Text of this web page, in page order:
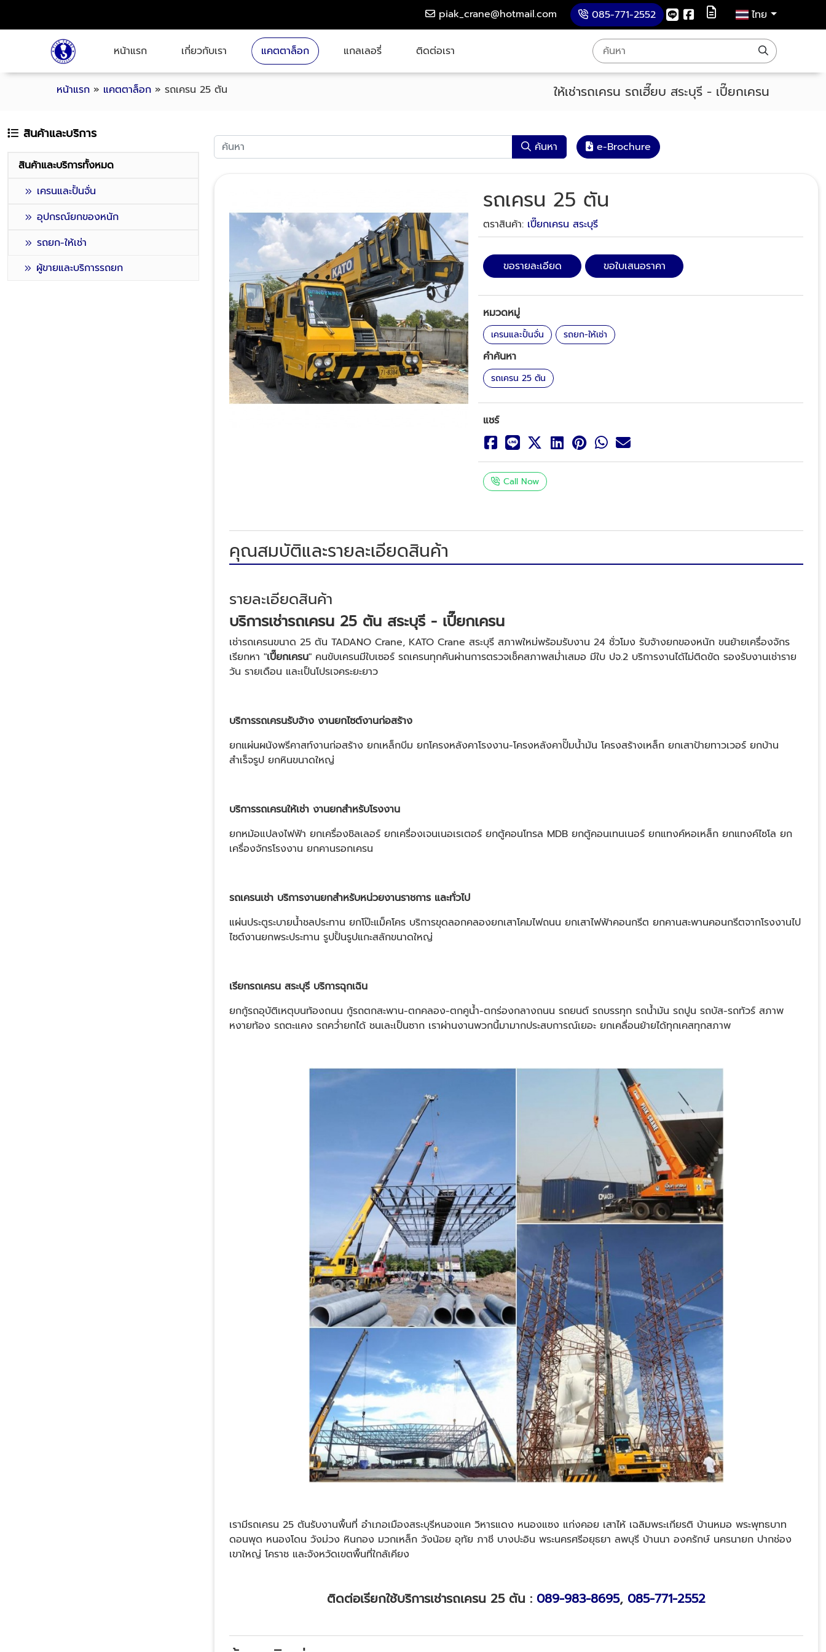
piak_crane@hotmail.com 085-771-2552 ไทย
หน้าแรก เกี่ยวกับเรา แคตตาล็อก แกลเลอรี่ ติดต่อเรา
หน้าแรก » แคตตาล็อก » รถเครน 25 ตัน ให้เช่ารถเครน รถเฮี๊ยบ สระบุรี - เปี๊ยกเครน
สินค้าและบริการ
สินค้าและบริการทั้งหมด
เครนและปั้นจั่น
อุปกรณ์ยกของหนัก
รถยก-ให้เช่า
ผู้ขายและบริการรถยก
ค้นหา e-Brochure
รถเครน 25 ตัน
ตราสินค้า: เปี๊ยกเครน สระบุรี
ขอรายละเอียด ขอใบเสนอราคา
หมวดหมู่
เครนและปั้นจั่น รถยก-ให้เช่า
คำค้นหา
รถเครน 25 ตัน
แชร์
Call Now
คุณสมบัติและรายละเอียดสินค้า
รายละเอียดสินค้า
บริการเช่ารถเครน 25 ตัน สระบุรี - เปี๊ยกเครน
เช่ารถเครนขนาด 25 ตัน TADANO Crane, KATO Crane สระบุรี สภาพใหม่พร้อมรับงาน 24 ชั่วโมง รับจ้างยกของหนัก ขนย้ายเครื่องจักร
เรียกหา "เปี๊ยกเครน" คนขับเครนมีใบเซอร์ รถเครนทุกคันผ่านการตรวจเช็คสภาพสม่ำเสมอ มีใบ ปจ.2 บริการงานได้ไม่ติดขัด รองรับงานเช่าราย
วัน รายเดือน และเป็นโปรเจคระยะยาว
บริการรถเครนรับจ้าง งานยกไซต์งานก่อสร้าง
ยกแผ่นผนังพรีคาสท์งานก่อสร้าง ยกเหล็กบีม ยกโครงหลังคาโรงงาน-โครงหลังคาปั๊มน้ำมัน โครงสร้างเหล็ก ยกเสาป้ายทาวเวอร์ ยกบ้าน
สำเร็จรูป ยกหินขนาดใหญ่
บริการรถเครนให้เช่า งานยกสำหรับโรงงาน
ยกหม้อแปลงไฟฟ้า ยกเครื่องชิลเลอร์ ยกเครื่องเจนเนอเรเตอร์ ยกตู้คอนโทรล MDB ยกตู้คอนเทนเนอร์ ยกแทงค์หอเหล็ก ยกแทงค์ไซโล ยก
เครื่องจักรโรงงาน ยกคานรอกเครน
รถเครนเช่า บริการงานยกสำหรับหน่วยงานราชการ และทั่วไป
แผ่นประตูระบายน้ำชลประทาน ยกโป๊ะแม็คโคร บริการขุดลอกคลองยกเสาโคมไฟถนน ยกเสาไฟฟ้าคอนกรีต ยกคานสะพานคอนกรีตจากโรงงานไป
ไซต์งานยกพระประทาน รูปปั้นรูปแกะสลักขนาดใหญ่
เรียกรถเครน สระบุรี บริการฉุกเฉิน
ยกกู้รถอุบัติเหตุบนท้องถนน กู้รถตกสะพาน-ตกคลอง-ตกคูน้ำ-ตกร่องกลางถนน รถยนต์ รถบรรทุก รถน้ำมัน รถปูน รถบัส-รถทัวร์ สภาพ
หงายท้อง รถตะแคง รถคว่ำยกได้ ชนเละเป็นซาก เราผ่านงานพวกนี้มามากประสบการณ์เยอะ ยกเคลื่อนย้ายได้ทุกเคสทุกสภาพ
เรามีรถเครน 25 ตันรับงานพื้นที่ อำเภอเมืองสระบุรีหนองแค วิหารแดง หนองแซง แก่งคอย เสาไห้ เฉลิมพระเกียรติ บ้านหมอ พระพุทธบาท
ดอนพุด หนองโดน วังม่วง หินกอง มวกเหล็ก วังน้อย อุทัย ภาชี บางปะอิน พระนครศรีอยุธยา ลพบุรี บ้านนา องครักษ์ นครนายก ปากช่อง
เขาใหญ่ โคราช และจังหวัดเขตพื้นที่ใกล้เคียง
ติดต่อเรียกใช้บริการเช่ารถเครน 25 ตัน : 089-983-8695, 085-771-2552